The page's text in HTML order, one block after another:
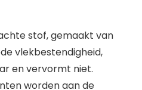
stof, gemaakt van
vlekbestendigheid,
en vervormt niet.
worden aan de